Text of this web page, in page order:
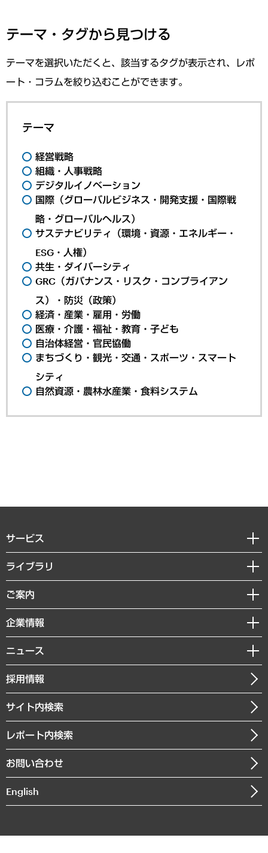
テーマ・タグから見つける
テーマを選択いただくと、該当するタグが表示され、レポ
ート・コラムを絞り込むことができます。
テーマ
経営戦略
組織・人事戦略
デジタルイノベーション
国際（グローバルビジネス・開発支援・国際戦
略・グローバルヘルス）
サステナビリティ（環境・資源・エネルギー・
ESG・人権）
共生・ダイバーシティ
GRC（ガバナンス・リスク・コンプライアン
ス）・防災（政策）
経済・産業・雇用・労働
医療・介護・福祉・教育・子ども
自治体経営・官民協働
まちづくり・観光・交通・スポーツ・スマート
シティ
自然資源・農林水産業・食料システム
サービス
経営戦略
組織・人事戦略
デジタルイノベーション
共生・ダイバーシティ
GRC（ガバナンス・リスク・コンプライアンス）・防災（政策）
経済・産業・雇用・労働
まちづくり・観光・交通・スポーツ・スマートシティ
自然資源・農林水産業・食料システム
ライブラリ
経済調査
レポート
コラム
経営用語集
受託・受注実績（官公庁関連）
メディア掲載・出演
ご案内
セミナー・イベント情報
MUFGビジネスセミナー
受託案件情報
企業情報
私たちの想い
社長メッセージ
会社概要
沿革
組織図・本部部室紹介
インドネシア現地法人
個人情報保護方針
ニュース
ニュースリリース
お知らせ
採用情報
サイト内検索
レポート内検索
お問い合わせ
English